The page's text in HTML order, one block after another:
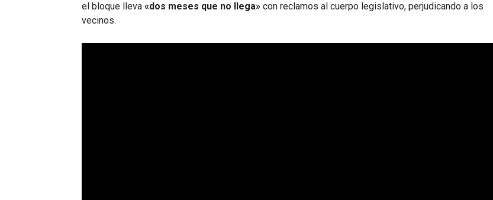
el bloque lleva «dos meses que no llega» con reclamos al cuerpo legislativo, perjudicando a los
vecinos.